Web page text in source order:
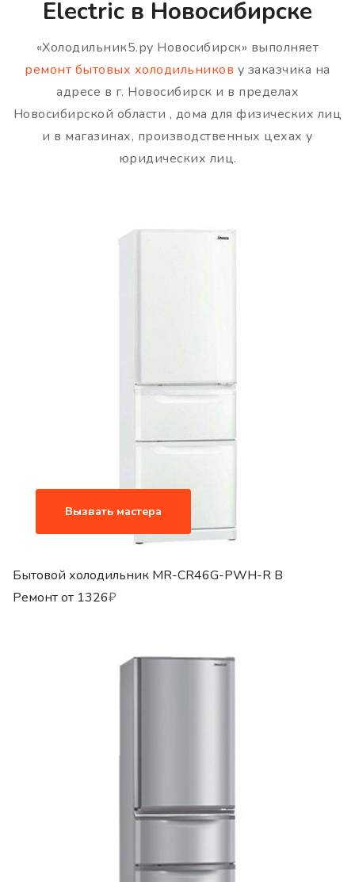
Electric в Новосибирске
«Холодильник5.ру Новосибирск» выполняет
ремонт бытовых холодильников у заказчика на
адресе в г. Новосибирск и в пределах
Новосибирской области , дома для физических лиц
и в магазинах, производственных цехах у
юридических лиц.
Вызвать мастера
Бытовой холодильник MR-CR46G-PWH-R B
Ремонт от 1326₽